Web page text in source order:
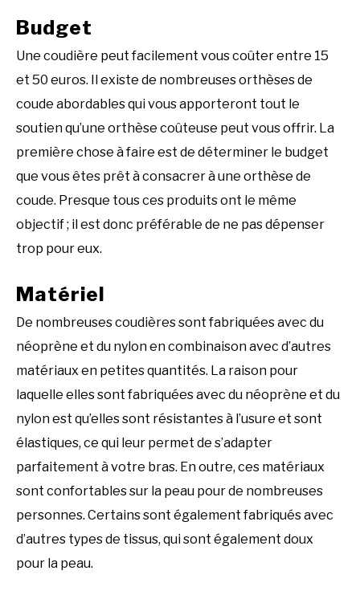
Budget
Une coudière peut facilement vous coûter entre 15
et 50 euros. Il existe de nombreuses orthèses de
coude abordables qui vous apporteront tout le
soutien qu’une orthèse coûteuse peut vous offrir. La
première chose à faire est de déterminer le budget
que vous êtes prêt à consacrer à une orthèse de
coude. Presque tous ces produits ont le même
objectif ; il est donc préférable de ne pas dépenser
trop pour eux.
Matériel
De nombreuses coudières sont fabriquées avec du
néoprène et du nylon en combinaison avec d’autres
matériaux en petites quantités. La raison pour
laquelle elles sont fabriquées avec du néoprène et du
nylon est qu’elles sont résistantes à l’usure et sont
élastiques, ce qui leur permet de s’adapter
parfaitement à votre bras. En outre, ces matériaux
sont confortables sur la peau pour de nombreuses
personnes. Certains sont également fabriqués avec
d’autres types de tissus, qui sont également doux
pour la peau.